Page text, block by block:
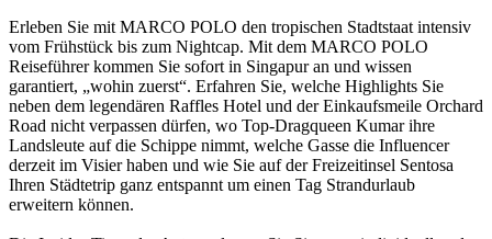
Erleben Sie mit MARCO POLO den tropischen Stadtstaat intensiv
vom Frühstück bis zum Nightcap. Mit dem MARCO POLO
Reiseführer kommen Sie sofort in Singapur an und wissen
garantiert, „wohin zuerst“. Erfahren Sie, welche Highlights Sie
neben dem legendären Raffles Hotel und der Einkaufsmeile Orchard
Road nicht verpassen dürfen, wo Top-Dragqueen Kumar ihre
Landsleute auf die Schippe nimmt, welche Gasse die Influencer
derzeit im Visier haben und wie Sie auf der Freizeitinsel Sentosa
Ihren Städtetrip ganz entspannt um einen Tag Strandurlaub
erweitern können.